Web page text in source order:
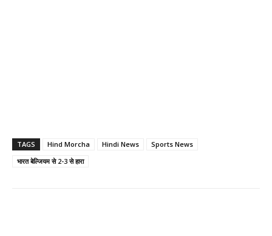
TAGS Hind Morcha Hindi News
Sports News
भारत बेल्जियम से 2-3 से हारा